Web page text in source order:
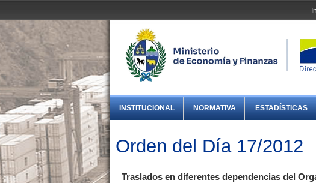
INSTITUCIONAL NORMATIVA ESTADÍSTICAS
Orden del Día 17/2012
Traslados en diferentes dependencias del